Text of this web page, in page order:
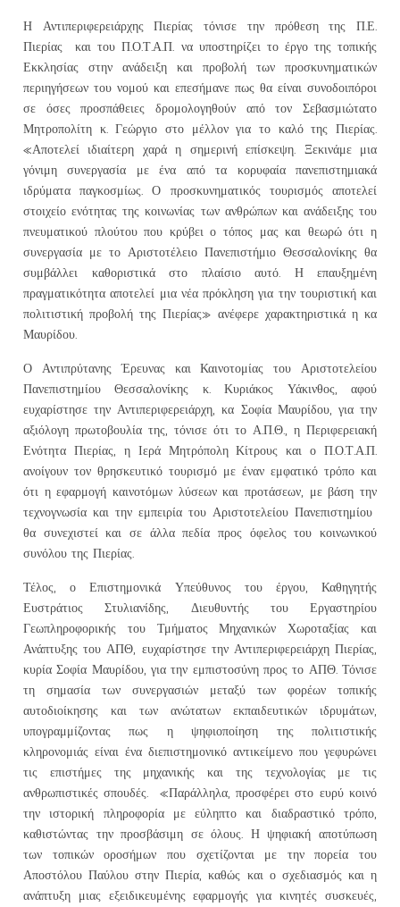
Η Αντιπεριφερειάρχης Πιερίας τόνισε την πρόθεση της Π.Ε.
Πιερίας και του Π.Ο.Τ.Α.Π. να υποστηρίζει το έργο της τοπικής
Εκκλησίας στην ανάδειξη και προβολή των προσκυνηματικών
περιηγήσεων του νομού και επεσήμανε πως θα είναι συνοδοιπόροι
σε όσες προσπάθειες δρομολογηθούν από τον Σεβασμιώτατο
Μητροπολίτη κ. Γεώργιο στο μέλλον για το καλό της Πιερίας.
«Αποτελεί ιδιαίτερη χαρά η σημερινή επίσκεψη. Ξεκινάμε μια
γόνιμη συνεργασία με ένα από τα κορυφαία πανεπιστημιακά
ιδρύματα παγκοσμίως. Ο προσκυνηματικός τουρισμός αποτελεί
στοιχείο ενότητας της κοινωνίας των ανθρώπων και ανάδειξης του
πνευματικού πλούτου που κρύβει ο τόπος μας και θεωρώ ότι η
συνεργασία με το Αριστοτέλειο Πανεπιστήμιο Θεσσαλονίκης θα
συμβάλλει καθοριστικά στο πλαίσιο αυτό. Η επαυξημένη
πραγματικότητα αποτελεί μια νέα πρόκληση για την τουριστική και
πολιτιστική προβολή της Πιερίας» ανέφερε χαρακτηριστικά η κα
Μαυρίδου.
Ο Αντιπρύτανης Έρευνας και Καινοτομίας του Αριστοτελείου
Πανεπιστημίου Θεσσαλονίκης κ. Κυριάκος Υάκινθος, αφού
ευχαρίστησε την Αντιπεριφερειάρχη, κα Σοφία Μαυρίδου, για την
αξιόλογη πρωτοβουλία της, τόνισε ότι το Α.Π.Θ., η Περιφερειακή
Ενότητα Πιερίας, η Ιερά Μητρόπολη Κίτρους και ο Π.Ο.Τ.Α.Π.
ανοίγουν τον θρησκευτικό τουρισμό με έναν εμφατικό τρόπο και
ότι η εφαρμογή καινοτόμων λύσεων και προτάσεων, με βάση την
τεχνογνωσία και την εμπειρία του Αριστοτελείου Πανεπιστημίου
θα συνεχιστεί και σε άλλα πεδία προς όφελος του κοινωνικού
συνόλου της Πιερίας.
Τέλος, ο Επιστημονικά Υπεύθυνος του έργου, Καθηγητής
Ευστράτιος Στυλιανίδης, Διευθυντής του Εργαστηρίου
Γεωπληροφορικής του Τμήματος Μηχανικών Χωροταξίας και
Ανάπτυξης του ΑΠΘ, ευχαρίστησε την Αντιπεριφερειάρχη Πιερίας,
κυρία Σοφία Μαυρίδου, για την εμπιστοσύνη προς το ΑΠΘ. Τόνισε
τη σημασία των συνεργασιών μεταξύ των φορέων τοπικής
αυτοδιοίκησης και των ανώτατων εκπαιδευτικών ιδρυμάτων,
υπογραμμίζοντας πως η ψηφιοποίηση της πολιτιστικής
κληρονομιάς είναι ένα διεπιστημονικό αντικείμενο που γεφυρώνει
τις επιστήμες της μηχανικής και της τεχνολογίας με τις
ανθρωπιστικές σπουδές. «Παράλληλα, προσφέρει στο ευρύ κοινό
την ιστορική πληροφορία με εύληπτο και διαδραστικό τρόπο,
καθιστώντας την προσβάσιμη σε όλους. Η ψηφιακή αποτύπωση
των τοπικών οροσήμων που σχετίζονται με την πορεία του
Αποστόλου Παύλου στην Πιερία, καθώς και ο σχεδιασμός και η
ανάπτυξη μιας εξειδικευμένης εφαρμογής για κινητές συσκευές,